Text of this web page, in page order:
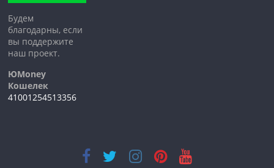
Будем
благодарны, если
вы поддержите
наш проект.
ЮMoney
Кошелек
41001254513356